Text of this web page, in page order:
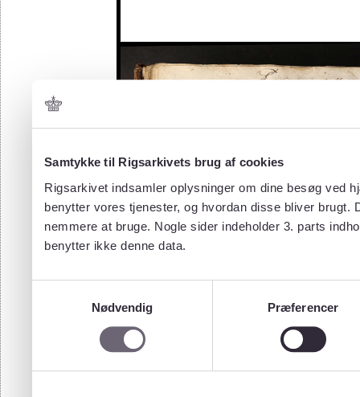
Samtykke til Rigsarkivets brug af cookies
Rigsarkivet indsamler oplysninger om dine besøg ved
benytter vores tjenester, og hvordan disse bliver
nemmere at bruge. Nogle sider indeholder 3. parts
benytter ikke denne data.
Nødvendig
Præferencer